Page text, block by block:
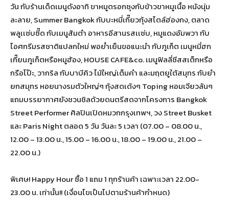
วัน กับร้านเด็ดเมนูดังอาทิ ขาหมูตรอกซุงกับข้าวขาหมูเนื้อ หนังนุ่ม
ละลาย, Summer Bangkok กับบะหมี่เกี๊ยวกุ้งสไตล์ฮ่องกง, ตลาด
พลูเเซ่บซี๊ด กับเมนูส้มตำ อาหารอีสานรสเเซ่บ, หมูแดงอัมพวา กับ
ไอศกรีมรสชาติแปลกใหม่ พอย่ำเย็นขอแนะนำ กับภูเก็ต เมนูหมี่ฮก
เกี๊ยนภูเก็ตหรือหมูฮ้อง, HOUSE CAFE&co. เมนูฟิลลี่ชีสสเต็กหรือ
กรือโป๊ะ, วากริล กับบาบีคิว ไม้ใหญ่เต็มคำ และมฤตยูใต้สมุทร กับยำ
ยกสมุทร หอยนางรมตัวใหญ่ๆ กุ้งสดเด้งๆ Toping หอมเจียวล้นๆ
แถมบรรยากาศยังชวนชิลด้วยดนตรีสดจากโครงการ Bangkok
Street Performer ศิลปินเปิดหมวกกรุงเทพฯ, วง Street Busket
และ Paris Night ตลอด 5 วัน วันละ 5 เวลา (07.00 – 08.00 น.,
12.00 – 13.00 น., 15.00 – 16.00 น., 18.00 – 19.00 น., 21.00 –
22.00 น.)
พิเศษ! Happy Hour ซื้อ 1 แถม 1 ทุกร้านค้า เฉพาะเวลา 22.00-
23.00 น. เท่านั้น!! (เงื่อนไขเป็นไปตามร้านค้ากำหนด)